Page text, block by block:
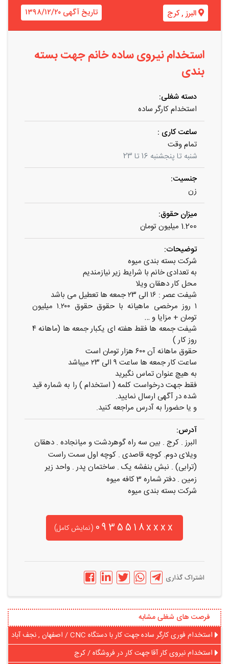
البرز ,کرج تاریخ آگهی ۱۳۹۸/۱۲/۲۰
استخدام نیروی ساده خانم جهت بسته
بندی
دسته شغلی:
استخدام کارگر ساده
ساعت کاری :
تمام وقت
شنبه تا پنجشنبه 16 تا 23
جنسیت:
زن
میزان حقوق:
1.200 میلیون تومان
توضیحات:
شرکت بسته بندی میوه
به تعدادی خانم با شرایط زیر نیازمندیم
محل کار دهقان ویلا
شیفت عصر : ۱۶ الی ۲۳ جمعه ها تعطیل می باشد
۱ روز مرخصی ماهیانه با حقوق حقوق ۱.۲۰۰ میلیون
تومان + مزایا و …
شیفت جمعه ها فقط هفته ای یکبار جمعه ها (ماهانه ۴
روز کار )
حقوق ماهانه آن ۶۰۰ هزار تومان است
ساعت کار جمعه ها ساعت ۹ الی ۲۳ میباشد
به هیچ عنوان تماس نگیرید
فقط جهت درخواست کلمه ( استخدام ) را به شماره قید
شده در آگهی ارسال نمایید.
و یا حضورا به آدرس مراجعه کنید.
آدرس:
البرز . کرج . بین سه راه گوهردشت و میانجاده . دهقان
ویلای دوم. کوچه قاصدی . کوچه اول سمت راست
(ترابی) . نبش بنفشه یک . ساختمان پدر . واحد زیر
زمین . دفتر شماره 3 کافه میوه
شرکت بسته بندی میوه
0935518xxxx (نمایش کامل)
اشتراک گذاری
فرصت های شغلی مشابه
استخدام فوری کارگر ساده جهت کار با دستگاه CNC / اصفهان , نجف آباد
استخدام نیروی کار آقا جهت کار در فروشگاه / کرج